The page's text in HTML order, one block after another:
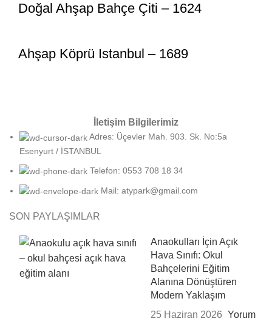
Doğal Ahşap Bahçe Çiti – 1624
Ahşap Köprü Istanbul – 1689
İletişim Bilgilerimiz
Adres: Üçevler Mah. 903. Sk. No:5a
Esenyurt / İSTANBUL
Telefon: 0553 708 18 34
Mail: atypark@gmail.com
SON PAYLAŞIMLAR
Anaokulları İçin Açık
Hava Sınıfı: Okul
Bahçelerini Eğitim
Alanına Dönüştüren
Modern Yaklaşım
25 Haziran 2026 Yorum